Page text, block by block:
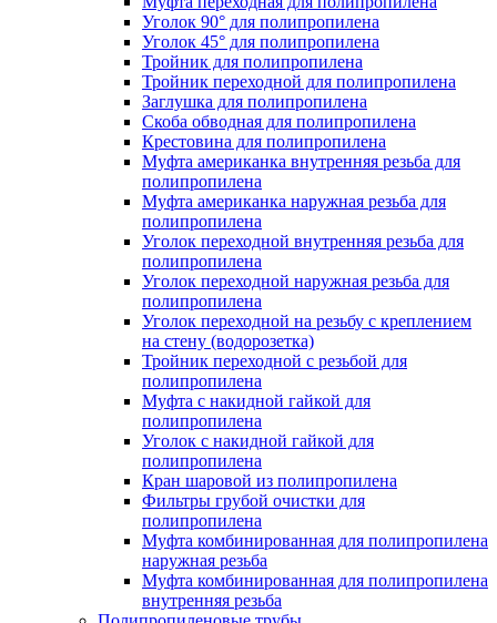
Уголок 90° для полипропилена
Уголок 45° для полипропилена
Тройник для полипропилена
Тройник переходной для полипропилена
Заглушка для полипропилена
Скоба обводная для полипропилена
Крестовина для полипропилена
Муфта американка внутренняя резьба для
полипропилена
Муфта американка наружная резьба для
полипропилена
Уголок переходной внутренняя резьба для
полипропилена
Уголок переходной наружная резьба для
полипропилена
Уголок переходной на резьбу с креплением
на стену (водорозетка)
Тройник переходной с резьбой для
полипропилена
Муфта с накидной гайкой для
полипропилена
Уголок с накидной гайкой для
полипропилена
Кран шаровой из полипропилена
Фильтры грубой очистки для
полипропилена
Муфта комбинированная для полипропилена
наружная резьба
Муфта комбинированная для полипропилена
внутренняя резьба